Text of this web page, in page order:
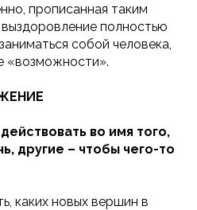
прописанная таким
полностью
собой человека,
«возможности».
во имя того,
другие – чтобы чего-то
каких новых вершин в